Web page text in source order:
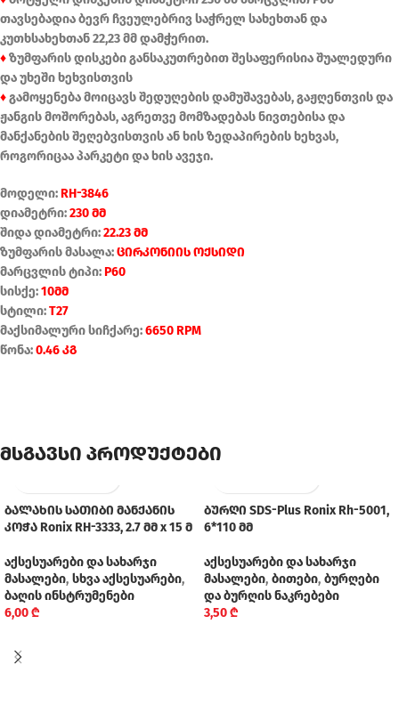
თავსებადია ბევრ ჩვეულებრივ საჭრელ სახეხთან და
კუთხსახეხთან 22,23 მმ დამჭერით.
♦ზუმფარის დისკები განსაკუთრებით შესაფერისია შუალედური
და უხეში ხეხვისთვის
♦გამოყენება მოიცავს შედუღების დამუშავებას, გაჟღენთვის და
ჟანგის მოშორებას, აგრეთვე მომზადებას ნივთებისა და
მანქანების შეღებვისთვის ან ხის ზედაპირების ხეხვას,
როგორიცაა პარკეტი და ხის ავეჯი.
მოდელი:RH-3846
დიამეტრი:230 მმ
შიდა დიამეტრი:22.23 მმ
ზუმფარის მასალა:ცირკონიის ოქსიდი
მარცვლის ტიპი:P60
სისქე:10მმ
სტილი:T27
მაქსიმალური სიჩქარე:6650 RPM
წონა:0.46 კგ
მსგავსი პროდუქტები
ბალახის სათიბი მანქანის
კოჭა Ronix RH-3333, 2.7 მმ x 15 მ
აქსესუარები და სახარჯი
მასალები, სხვა აქსესუარები,
ბაღის ინსტრუმენები
6,00₾
ბურღი SDS-Plus Ronix Rh-5001,
6*110 მმ
აქსესუარები და სახარჯი
მასალები, ბითები, ბურღები
და ბურღის ნაკრებები
3,50₾